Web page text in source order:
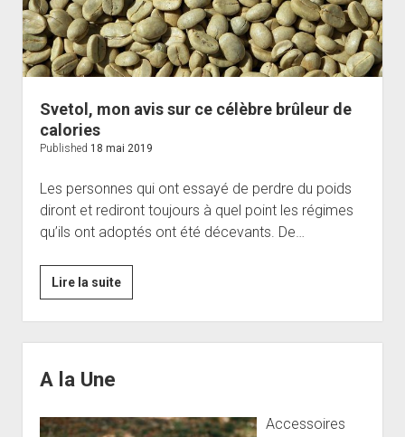
pour
perdre
du
poids
Svetol, mon avis sur ce célèbre brûleur de
calories
Published 18 mai 2019
Les personnes qui ont essayé de perdre du poids
diront et rediront toujours à quel point les régimes
qu’ils ont adoptés ont été décevants. De…
Lire la suiteSvetol,
mon
avis
sur
de
A la Une
Accessoires